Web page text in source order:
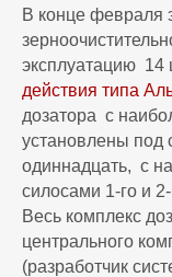
В конце февраля
эксплуатацию 14
действия типа
дозатора с
установлены под
одиннадцать, с
силосами 1-го и
Весь комплекс
центрального
(разработчик